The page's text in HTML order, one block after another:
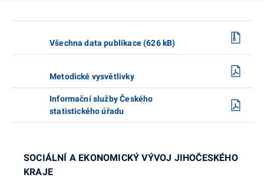
Všechna data publikace (626 kB)
Metodické vysvětlivky
Informační služby Českého
statistického úřadu
SOCIÁLNÍ A EKONOMICKÝ VÝVOJ JIHOČESKÉHO
KRAJE